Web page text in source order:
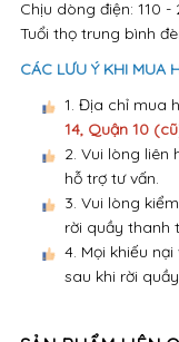
Chịu dòng điện: 110 -
Tuổi thọ trung bình
CÁC LƯU Ý KHI MUA
1. Địa chỉ mua
14, Quận 10
2. Vui lòng liên
hỗ trợ tư vấn.
3. Vui lòng
rời quầy thanh
4. Mọi khiếu
sau khi rời